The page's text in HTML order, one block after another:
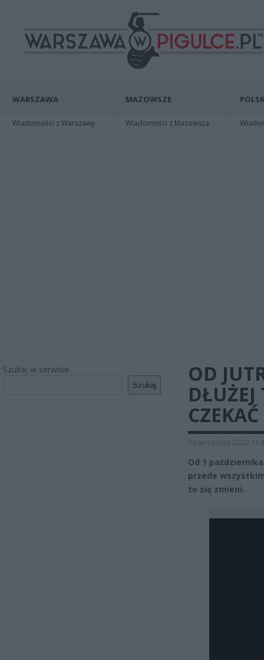
WARSZAWA
Wiadomości z Warszawy
MAZOWSZE
Wiadomości z Mazowsza
Szukaj w serwisie
Szukaj
OD
CZEKAĆ
30 września 2020
Od 1
przede
to się zmieni.